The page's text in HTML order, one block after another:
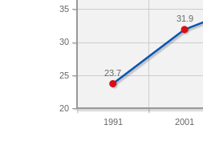
1991 2001
20
25
30
35
31.9
23.7